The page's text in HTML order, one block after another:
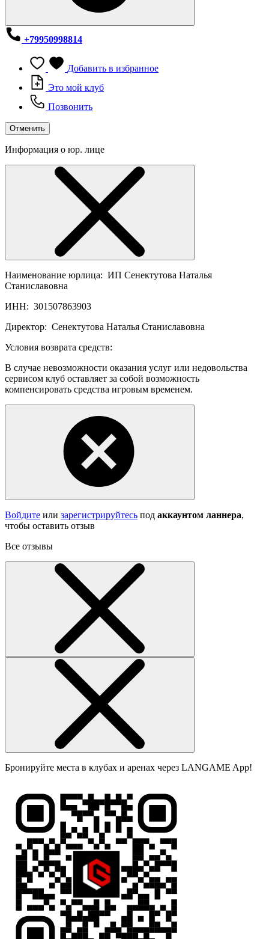
+79950998814
Добавить в избранное
Это мой клуб
Позвонить
Отменить
Информация о юр. лице
Наименование юрлица: ИП Сенектутова Наталья
Станиславовна
ИНН: 301507863903
Директор: Сенектутова Наталья Станиславовна
Условия возврата средств:
В случае невозможности оказания услуг или недовольства
сервисом клуб оставляет за собой возможность
компенсировать средства игровым временем.
Войдите или зарегистрируйтесь под аккаунтом ланнера,
чтобы оставить отзыв
Все отзывы
Бронируйте места в клубах и аренах через LANGAME App!